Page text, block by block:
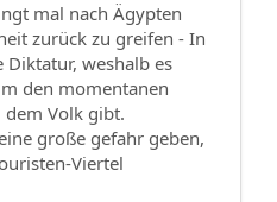
mal nach Ägypten
zurück zu greifen - In
weshalb es
den momentanen
Volk gibt.
große gefahr geben,
Viertel